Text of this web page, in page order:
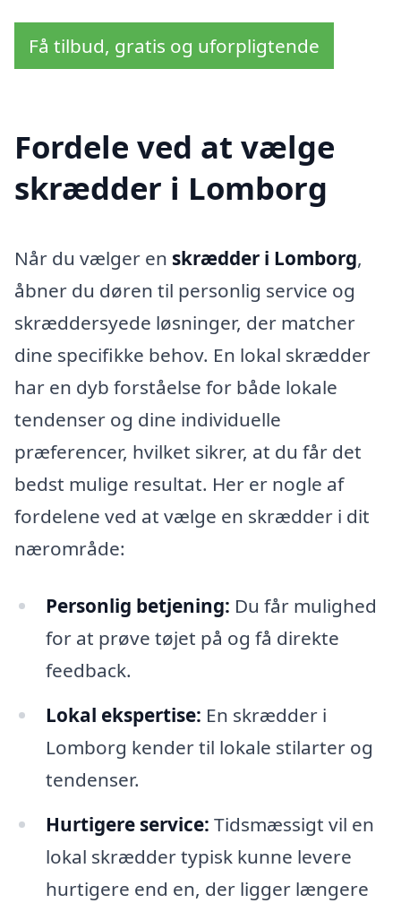
Få tilbud, gratis og uforpligtende
Fordele ved at vælge
skrædder i Lomborg
Når du vælger en skrædder i Lomborg,
åbner du døren til personlig service og
skræddersyede løsninger, der matcher
dine specifikke behov. En lokal skrædder
har en dyb forståelse for både lokale
tendenser og dine individuelle
præferencer, hvilket sikrer, at du får det
bedst mulige resultat. Her er nogle af
fordelene ved at vælge en skrædder i dit
nærområde:
Personlig betjening: Du får mulighed
for at prøve tøjet på og få direkte
feedback.
Lokal ekspertise: En skrædder i
Lomborg kender til lokale stilarter og
tendenser.
Hurtigere service: Tidsmæssigt vil en
lokal skrædder typisk kunne levere
hurtigere end en, der ligger længere